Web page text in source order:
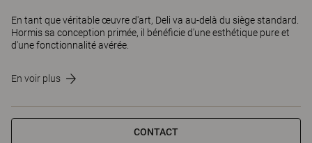
En tant que véritable œuvre d'art, Deli va au-delà du siège standard.
Hormis sa conception primée, il bénéficie d'une esthétique pure et
d'une fonctionnalité avérée.
En voir plus
CONTACT